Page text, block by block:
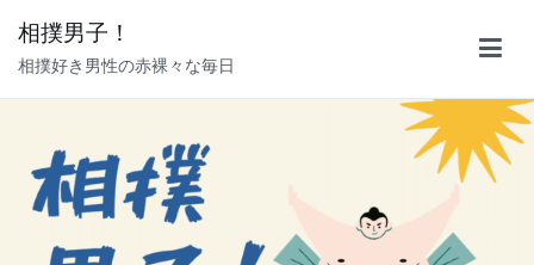
ス
相撲男子！
相撲好き男性の赤裸々な毎日